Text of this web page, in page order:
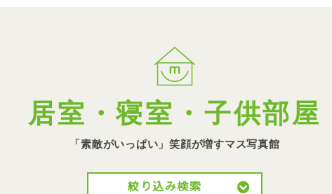
居室・寝室・子供部屋
「素敵がいっぱい」笑顔が増すマス写真館
絞り込み検索